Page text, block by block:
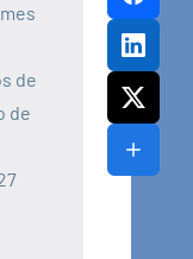
de
de